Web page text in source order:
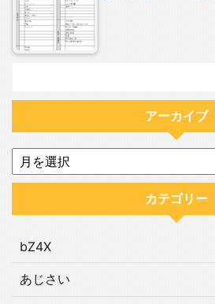
アーカイブ
カテゴリー
bZ4X
あじさい